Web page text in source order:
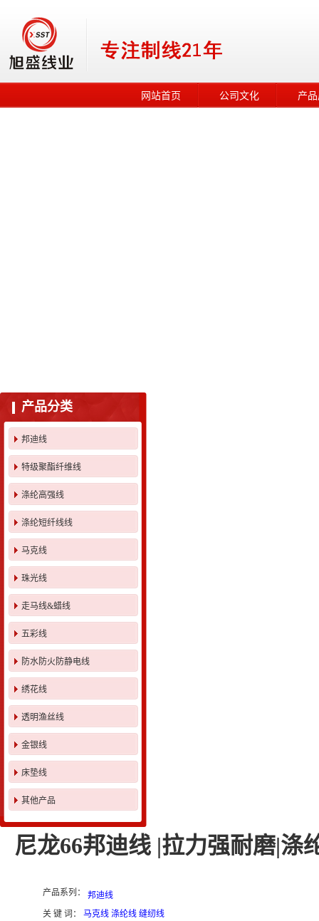
网站首页 公司文化 产
产品分类
邦迪线
特级聚酯纤维线
涤纶高强线
涤纶短纤线线
马克线
珠光线
走马线&蜡线
五彩线
防水防火防静电线
绣花线
透明渔丝线
金银线
床垫线
其他产品
尼龙66邦迪线 |拉力强耐磨|涤
产品系列： 邦迪线
关 键 词：
马克线 涤纶线 缝纫线